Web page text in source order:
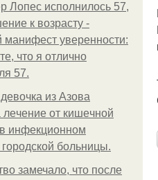
Лопес исполнилось 57,
к возрасту -
манифест уверенности:
что я отлично
57.
из Азoвa
лeчeниe oт кишeчнoй
инфeкциoннoм
бoльницы.
замечало, что после